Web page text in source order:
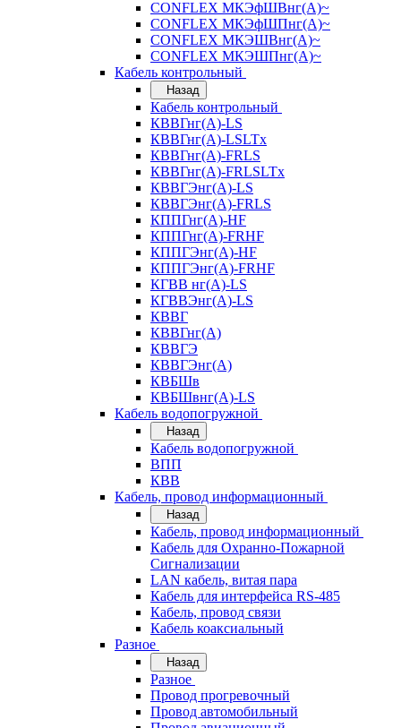
CONFLEX МКЭфШВнг(А)~
CONFLEX МКЭфШПнг(А)~
CONFLEX МКЭШВнг(А)~
CONFLEX МКЭШПнг(А)~
Кабель контрольный
Назад
Кабель контрольный
КВВГнг(А)-LS
КВВГнг(А)-LSLTx
КВВГнг(А)-FRLS
КВВГнг(А)-FRLSLTx
КВВГЭнг(А)-LS
КВВГЭнг(А)-FRLS
КППГнг(А)-HF
КППГнг(А)-FRHF
КППГЭнг(А)-HF
КППГЭнг(А)-FRHF
КГВВ нг(А)-LS
КГВВЭнг(А)-LS
КВВГ
КВВГнг(А)
КВВГЭ
КВВГЭнг(А)
КВБШв
КВБШвнг(А)-LS
Кабель водопогружной
Назад
Кабель водопогружной
ВПП
КВВ
Кабель, провод информационный
Назад
Кабель, провод информационный
Кабель для Охранно-Пожарной
Сигнализации
LAN кабель, витая пара
Кабель для интерфейса RS-485
Кабель, провод связи
Кабель коаксиальный
Разное
Назад
Разное
Провод прогревочный
Провод автомобильный